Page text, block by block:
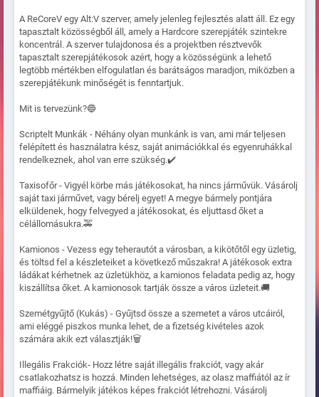
A ReCoreV egy Alt:V szerver, amely jelenleg fejlesztés alatt áll. Ez egy
tapasztalt közösségből áll, amely a Hardcore szerepjáték szintekre
koncentrál. A szerver tulajdonosa és a projektben résztvevők
tapasztalt szerepjátékosok azért, hogy a közösségünk a lehető
legtöbb mértékben elfogulatlan és barátságos maradjon, miközben a
szerepjátékunk minőségét is fenntartjuk.
Mit is tervezünk?🔵
Scriptelt Munkák - Néhány olyan munkánk is van, ami már teljesen
felépített és használatra kész, saját animációkkal és egyenruhákkal
rendelkeznek, ahol van erre szükség.✔️
Taxisofőr - Vigyél körbe más játékosokat, ha nincs járművük. Vásárolj
saját taxi járművet, vagy bérelj egyet! A megye bármely pontjára
elküldenek, hogy felvegyed a játékosokat, és eljuttasd őket a
célállomásukra.🚕
Kamionos - Vezess egy teherautót a városban, a kikötőtől egy üzletig,
és töltsd fel a készleteiket a következő műszakra! A játékosok extra
ládákat kérhetnek az üzletükhöz, a kamionos feladata pedig az, hogy
kiszállítsa őket. A kamionosok tartják össze a város üzleteit.🚚
Szemétgyűjtő (Kukás) - Gyűjtsd össze a szemetet a város utcáiról,
ami eléggé piszkos munka lehet, de a fizetség kivételes azok
számára akik ezt választják!🗑️
Illegális Frakciók- Hozz létre saját illegális frakciót, vagy akár
csatlakozhatsz is hozzá. Minden lehetséges, az olasz maffiától az ír
maffiáig. Bármelyik játékos képes frakciót létrehozni. Vásárolj